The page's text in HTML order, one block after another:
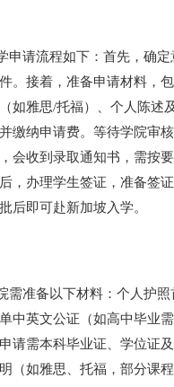
申请流程如下：首先，确
。接着，准备申请材料，
如雅思/托福）、个人陈述
缴纳申请费。等待学院审
会收到录取通知书，需按
，办理学生签证，准备签
后即可赴新加坡入学。
需准备以下材料：个人护
中英文公证（如高中毕业
请需本科毕业证、学位证
（如雅思、托福，部分课程